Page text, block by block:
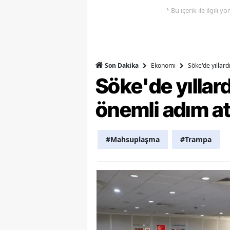
* Bu içerik ile ilgili
Son Dakika Ekonomi Söke'de
Söke'de
önemli adım
#Mahsuplaşma #Trampa